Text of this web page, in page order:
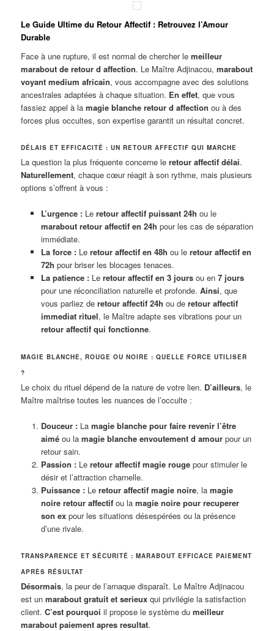
Le Guide Ultime du Retour Affectif : Retrouvez l’Amour
Durable
Face à une rupture, il est normal de chercher lemeilleur
marabout de retour d affection. Le Maître Adjinacou,marabout
voyant medium africain, vous accompagne avec des solutions
ancestrales adaptées à chaque situation. En effet, que vous
fassiez appel à lamagie blanche retour d affection ou à des
forces plus occultes, son expertise garantit un résultat concret.
DÉLAIS ET EFFICACITÉ : UN RETOUR AFFECTIF QUI MARCHE
La question la plus fréquente concerne leretour affectif délai.
Naturellement, chaque cœur réagit à son rythme, mais plusieurs
options s’offrent à vous :
L’urgence :Le retour affectif puissant 24h ou le
marabout retour affectif en 24h pour les cas de séparation
immédiate.
La force :Le retour affectif en 48h ou le retour affectif en
72h pour briser les blocages tenaces.
La patience :Le retour affectif en 3 joursou en 7 jours
pour une réconciliation naturelle et profonde. Ainsi, que
vous parliez de retour affectif 24h ou de retour affectif
immediat rituel, le Maître adapte ses vibrations pour un
retour affectif qui fonctionne.
MAGIE BLANCHE, ROUGE OU NOIRE : QUELLE FORCE UTILISER
?
Le choix du rituel dépend de la nature de votre lien. D’ailleurs, le
Maître maîtrise toutes les nuances de l’occulte :
Douceur :La magie blanche pour faire revenir l’être
aiméou la magie blanche envoutement d amourpour un
retour sain.
Passion :Le retour affectif magie rougepour stimuler le
désir et l’attraction charnelle.
Puissance :Le retour affectif magie noire, la magie
noire retour affectifou la magie noire pour recuperer
son expour les situations désespérées ou la présence
d’une rivale.
TRANSPARENCE ET SÉCURITÉ : MARABOUT EFFICACE PAIEMENT
APRÈS RÉSULTAT
Désormais, la peur de l’arnaque disparaît. Le Maître Adjinacou
est unmarabout gratuit et serieux qui privilégie la satisfaction
client.C’est pourquoi il propose le système dumeilleur
marabout paiement apres resultat.